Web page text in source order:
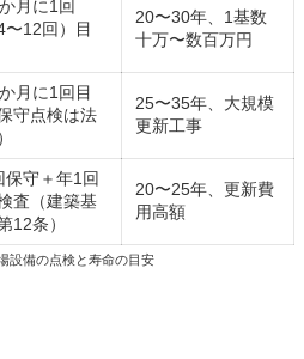
月に1回
〜12回）目
20〜30年、1基数
十万〜数百万円
月に1回目
守点検は法
25〜35年、大規模
更新工事
保守＋年1回
査（建築基
12条）
20〜25年、更新費
用高額
設備の点検と寿命の目安